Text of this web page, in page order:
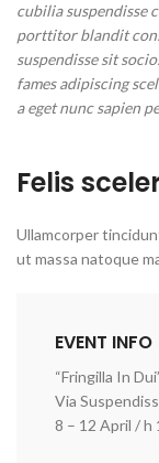
cubilia suspendisse
porttitor blandit
suspendisse sit
fames adipiscing
a eget nunc sapien
Felis
Ullamcorper
ut massa natoque
EVENT INFO
“Fringilla In
Via
8 – 12 April / h